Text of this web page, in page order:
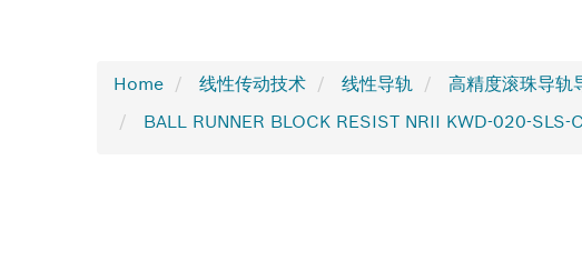
Home 线性传动技术 线性导轨 高精度滚珠导轨
BALL RUNNER BLOCK RESIST NRII KWD-020-SLS-